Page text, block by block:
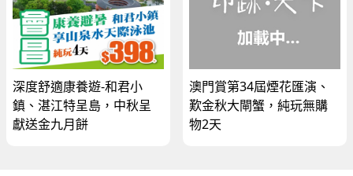
深度舒適康養遊-和君小
鎮、湛江特呈島，中秋呈
獻送金九月餅
澳門賞第34屆煙花匯演、
歎金秋大閘蟹，純玩無購
物2天